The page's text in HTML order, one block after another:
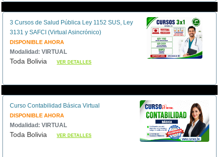
3 Cursos de Salud Pública Ley 1152 SUS, Ley
3131 y SAFCI (Virtual Asincrónico)
DISPONIBLE AHORA
Modalidad: VIRTUAL
Toda BoliviaVER DETALLES
Curso Contabilidad Básica Virtual
DISPONIBLE AHORA
Modalidad: VIRTUAL
Toda BoliviaVER DETALLES